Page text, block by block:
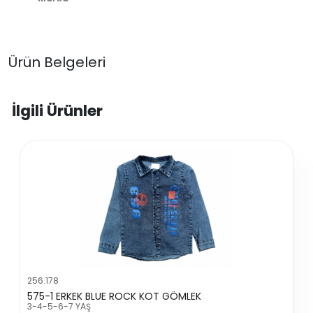
Ürün Belgeleri
İlgili Ürünler
256.178
575-1 ERKEK BLUE ROCK KOT GÖMLEK
3-4-5-6-7 YAŞ